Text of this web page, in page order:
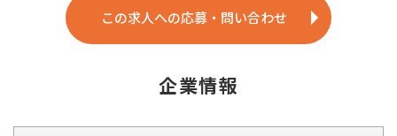
この求人への応募・問い合わせ
企業情報